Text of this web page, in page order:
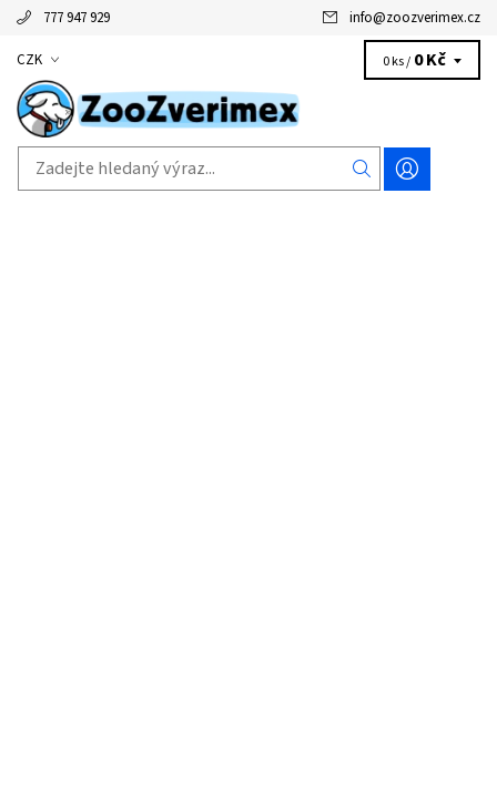
777 947 929 info@zoozverimex.cz
CZK 0 ks / 0 Kč